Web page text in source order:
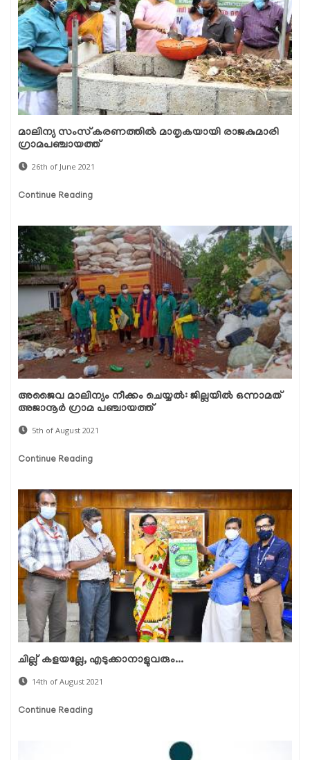
മാലിന്യ സംസ്‌കരണത്തില്‍ മാതൃകയായി രാജകുമാരി
ഗ്രാമപഞ്ചായത്ത്
26th of June 2021
Continue Reading
അജൈവ മാലിന്യം നീക്കം ചെയ്യല്‍: ജില്ലയില്‍ ഒന്നാമത്
അജാനൂര്‍ ഗ്രാമ പഞ്ചായത്ത്
5th of August 2021
Continue Reading
ചില്ല് കളയല്ലേ, എടുക്കാനാളുവരും...
14th of August 2021
Continue Reading